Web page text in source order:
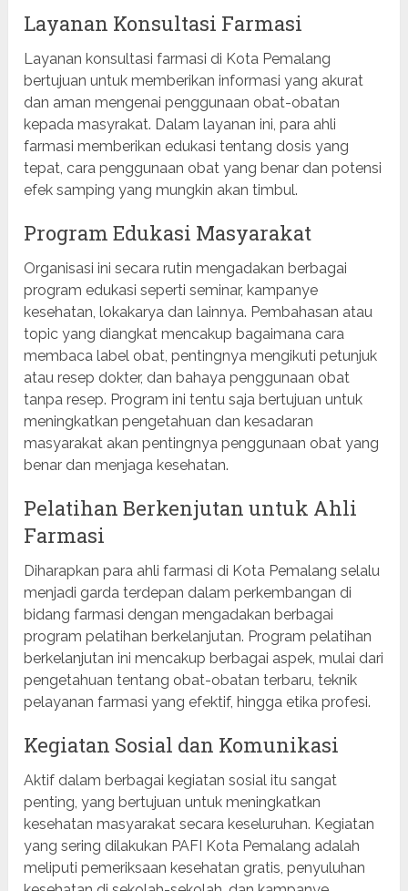
Layanan Konsultasi Farmasi
Layanan konsultasi farmasi di Kota Pemalang
bertujuan untuk memberikan informasi yang akurat
dan aman mengenai penggunaan obat-obatan
kepada masyrakat. Dalam layanan ini, para ahli
farmasi memberikan edukasi tentang dosis yang
tepat, cara penggunaan obat yang benar dan potensi
efek samping yang mungkin akan timbul.
Program Edukasi Masyarakat
Organisasi ini secara rutin mengadakan berbagai
program edukasi seperti seminar, kampanye
kesehatan, lokakarya dan lainnya. Pembahasan atau
topic yang diangkat mencakup bagaimana cara
membaca label obat, pentingnya mengikuti petunjuk
atau resep dokter, dan bahaya penggunaan obat
tanpa resep. Program ini tentu saja bertujuan untuk
meningkatkan pengetahuan dan kesadaran
masyarakat akan pentingnya penggunaan obat yang
benar dan menjaga kesehatan.
Pelatihan Berkenjutan untuk Ahli
Farmasi
Diharapkan para ahli farmasi di Kota Pemalang selalu
menjadi garda terdepan dalam perkembangan di
bidang farmasi dengan mengadakan berbagai
program pelatihan berkelanjutan. Program pelatihan
berkelanjutan ini mencakup berbagai aspek, mulai dari
pengetahuan tentang obat-obatan terbaru, teknik
pelayanan farmasi yang efektif, hingga etika profesi.
Kegiatan Sosial dan Komunikasi
Aktif dalam berbagai kegiatan sosial itu sangat
penting, yang bertujuan untuk meningkatkan
kesehatan masyarakat secara keseluruhan. Kegiatan
yang sering dilakukan PAFI Kota Pemalang adalah
meliputi pemeriksaan kesehatan gratis, penyuluhan